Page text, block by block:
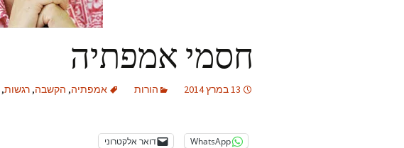
חסמי אמפתיה
13 במרץ 2014 הורות אמפתיה, הקשבה, רגשות,
WhatsApp דואר אלקטרוני